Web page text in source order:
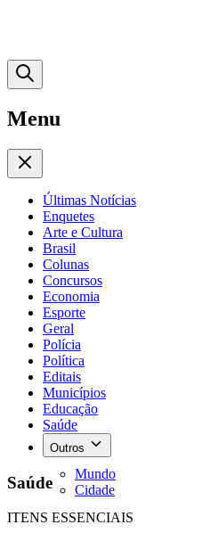
Menu
Últimas Notícias
Enquetes
Arte e Cultura
Brasil
Colunas
Concursos
Economia
Esporte
Geral
Polícia
Política
Editais
Municípios
Educação
Saúde
Outros
Mundo
Cidade
Saúde
ITENS ESSENCIAIS